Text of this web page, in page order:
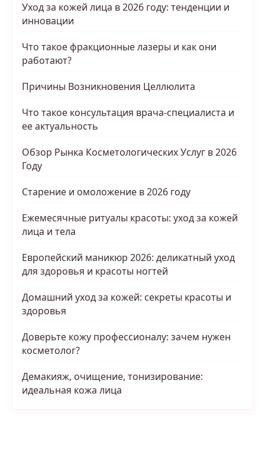
Уход за кожей лица в 2026 году: тенденции и
инновации
Что такое фракционные лазеры и как они
работают?
Причины Возникновения Целлюлита
Что такое консультация врача-специалиста и
ее актуальность
Обзор Рынка Косметологических Услуг в 2026
Году
Старение и омоложение в 2026 году
Ежемесячные ритуалы красоты: уход за кожей
лица и тела
Европейский маникюр 2026: деликатный уход
для здоровья и красоты ногтей
Домашний уход за кожей: секреты красоты и
здоровья
Доверьте кожу профессионалу: зачем нужен
косметолог?
Демакияж, очищение, тонизирование:
идеальная кожа лица